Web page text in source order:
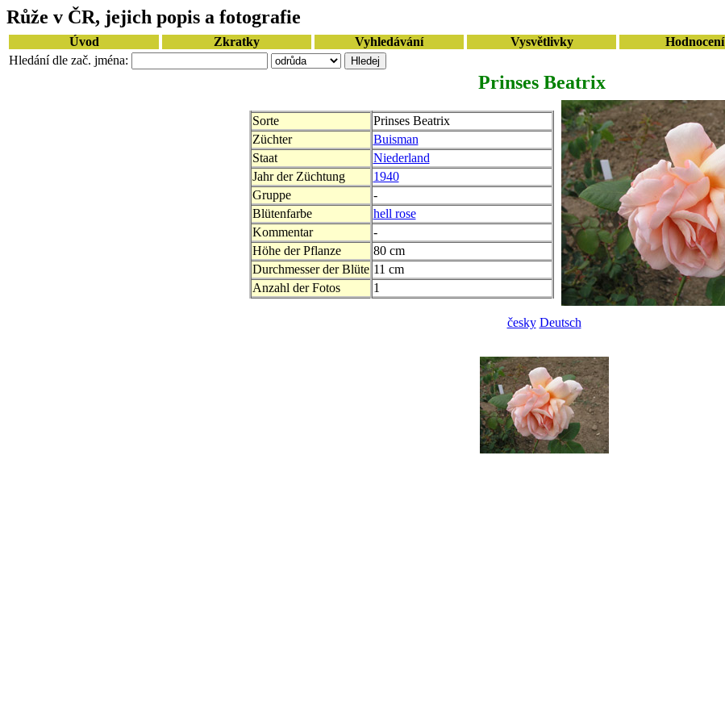
Růže v ČR, jejich popis a fotografie
Úvod Zkratky Vyhledávání Vysvětlivky Hodnocení
Hledání dle zač. jména:
Prinses Beatrix
Sorte
Prinses Beatrix
Züchter
Buisman
Staat
Niederland
Jahr der Züchtung
1940
Gruppe
-
Blütenfarbe
hell rose
Kommentar
-
Höhe der Pflanze
80 cm
Durchmesser der Blüte 11 cm
Anzahl der Fotos
1
česky Deutsch